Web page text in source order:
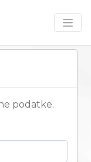
podatke.